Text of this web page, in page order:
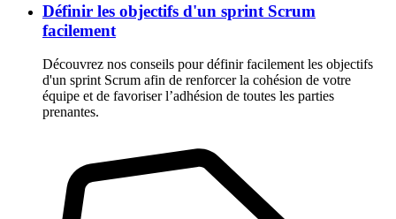
Définir les objectifs d'un sprint Scrum
facilement
Découvrez nos conseils pour définir facilement les objectifs
d'un sprint Scrum afin de renforcer la cohésion de votre
équipe et de favoriser l’adhésion de toutes les parties
prenantes.